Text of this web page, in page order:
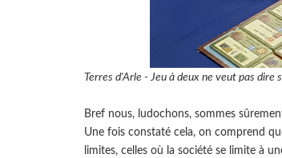
Terres d'Arle - Jeu à deux ne veut pas dire
Bref nous, ludochons, sommes
Une fois constaté cela, on comprend
limites, celles où la société se limite à